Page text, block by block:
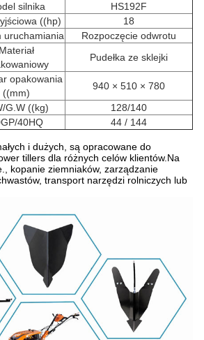
silnika
HS192F
((hp)
18
uruchamiania
Rozpoczęcie odwrotu
Materiał
Pudełka ze sklejki
opakowania
((mm)
940 × 510 × 780
G.W ((kg)
128/140
40HQ
44 / 144
i dużych, są opracowane do
tillers dla różnych celów klientów.Na
kopanie ziemniaków, zarządzanie
transport narzędzi rolniczych lub